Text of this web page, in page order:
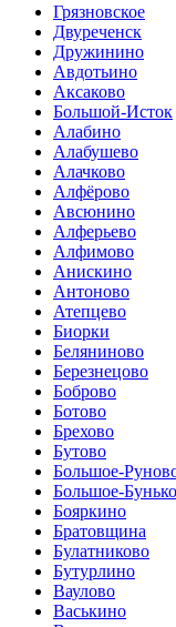
Грязновское
Двуреченск
Дружинино
Авдотьино
Аксаково
Большой-Исток
Алабино
Алабушево
Алачково
Алфёрово
Авсюнино
Алферьево
Алфимово
Анискино
Антоново
Атепцево
Биорки
Беляниново
Березнецово
Боброво
Ботово
Брехово
Бутово
Большое-
Большое-
Бояркино
Братовщина
Булатниково
Бутурлино
Ваулово
Васькино